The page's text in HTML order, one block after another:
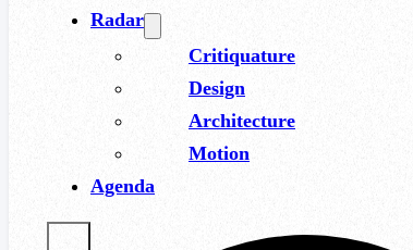
Radar
Critiquature
Design
Architecture
Motion
Agenda